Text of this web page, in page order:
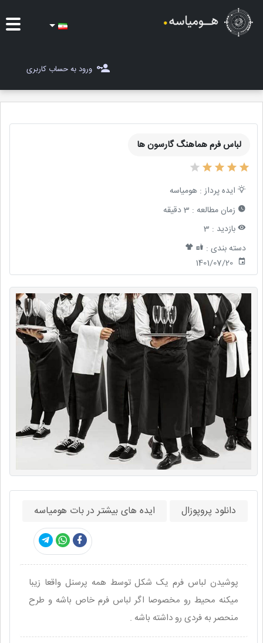
مجله هومیاسه
ورود به حساب کاربری
لباس فرم هماهنگ گارسون ها
ایده پرداز :هومیاسه
زمان مطالعه : 3 دقیقه
بازدید : 3
دسته بندی :
1401/07/20
دانلود پروپوزال ایده های بیشتر در بات هومیاسه
پوشیدن لباس فرم یک شکل توسط همه پرسنل واقعا زیبا
میکنه محیط رو مخصوصا اگر لباس فرم خاص باشه و طرح
منحصر به فردی رو داشته باشه .